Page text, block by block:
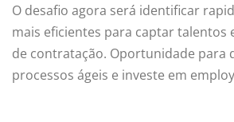
O desafio agora será identificar
mais eficientes para captar talentos
de contratação. Oportunidade para
processos ágeis e investe em